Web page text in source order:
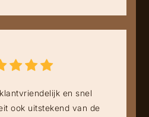
en snel
ook uitstekend van de